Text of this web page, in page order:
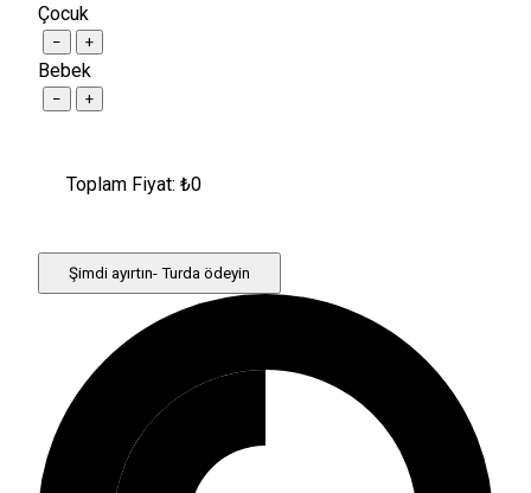
Çocuk
− +
Bebek
− +
Toplam Fiyat: ₺0
Şimdi ayırtın- Turda ödeyin